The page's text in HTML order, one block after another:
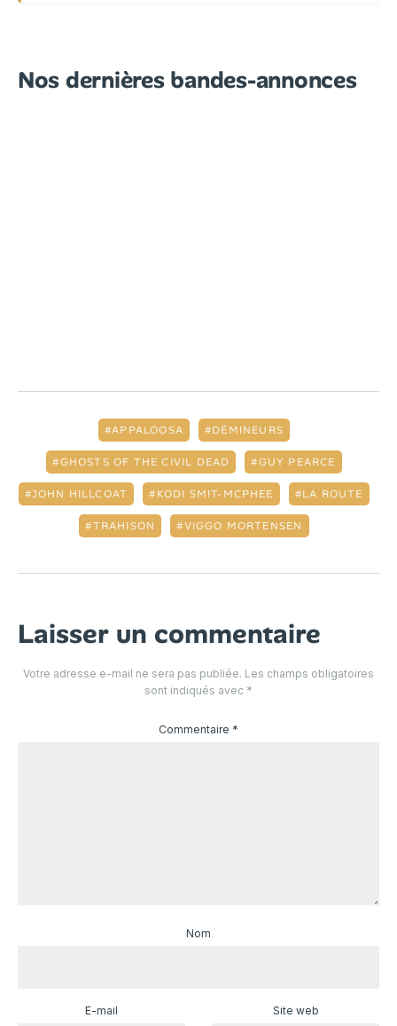
Nos dernières bandes-annonces
APPALOOSA DÉMINEURS
GHOSTS OF THE CIVIL DEAD GUY PEARCE
JOHN HILLCOAT KODI SMIT-MCPHEE LA ROUTE
TRAHISON VIGGO MORTENSEN
Laisser un commentaire
Votre adresse e-mail ne sera pas publiée. Les champs obligatoires
sont indiqués avec *
Commentaire *
Nom
E-mail Site web